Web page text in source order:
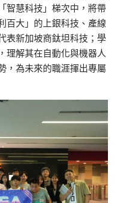
智慧科技」梯次中，將帶
百大」的上銀科技、產線
表新加坡商鈦坦科技；學
理解其在自動化與機器人
，為未來的職涯揮出專屬